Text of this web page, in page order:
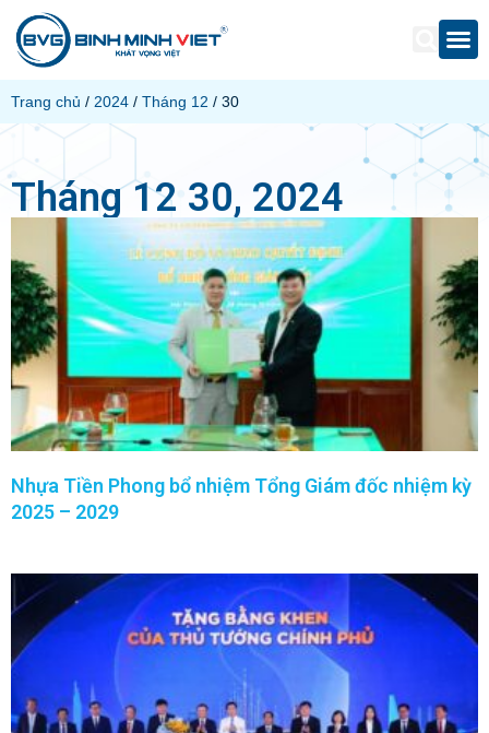
Trang chủ / 2024 / Tháng 12 / 30
Tháng 12 30, 2024
Nhựa Tiền Phong bổ nhiệm Tổng Giám đốc nhiệm kỳ
2025 – 2029